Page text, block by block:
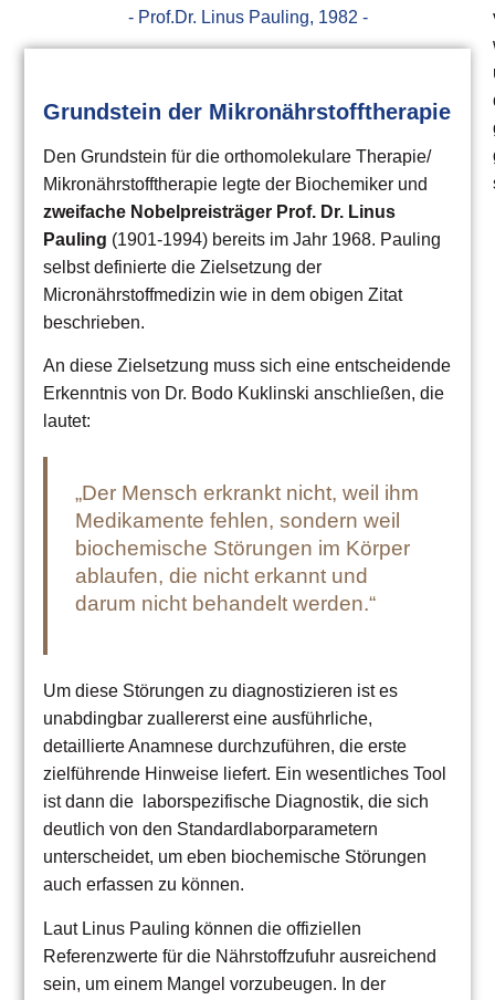
- Prof.Dr. Linus Pauling, 1982 -
Grundstein der Mikronährstofftherapie
Den Grundstein für die orthomolekulare Therapie/
Mikronährstofftherapie legte der Biochemiker und
zweifache Nobelpreisträger Prof. Dr. Linus
Pauling (1901-1994) bereits im Jahr 1968. Pauling
selbst definierte die Zielsetzung der
Micronährstoffmedizin wie in dem obigen Zitat
beschrieben.
An diese Zielsetzung muss sich eine entscheidende
Erkenntnis von Dr. Bodo Kuklinski anschließen, die
lautet:
„Der Mensch erkrankt nicht, weil ihm
Medikamente fehlen, sondern weil
biochemische Störungen im Körper
ablaufen, die nicht erkannt und
darum nicht behandelt werden.“
Um diese Störungen zu diagnostizieren ist es
unabdingbar zuallererst eine ausführliche,
detaillierte Anamnese durchzuführen, die erste
zielführende Hinweise liefert. Ein wesentliches Tool
ist dann die laborspezifische Diagnostik, die sich
deutlich von den Standardlaborparametern
unterscheidet, um eben biochemische Störungen
auch erfassen zu können.
Laut Linus Pauling können die offiziellen
Referenzwerte für die Nährstoffzufuhr ausreichend
sein, um einem Mangel vorzubeugen. In der